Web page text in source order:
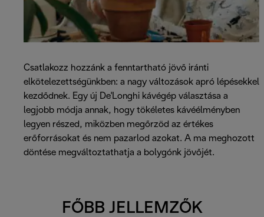
Csatlakozz hozzánk a fenntartható jövő iránti
elkötelezettségünkben: a nagy változások apró lépésekkel
kezdődnek. Egy új De'Longhi kávégép választása a
legjobb módja annak, hogy tökéletes kávéélményben
legyen részed, miközben megőrzöd az értékes
erőforrásokat és nem pazarlod azokat. A ma meghozott
döntése megváltoztathatja a bolygónk jövőjét.
FŐBB JELLEMZŐK